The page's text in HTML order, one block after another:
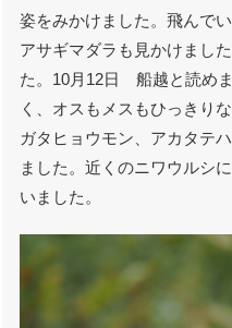
姿をみかけました。飛んで
アサギマダラも見かけまし
た。10月12日 船越と読め
く、オスもメスもひっきり
ガタヒョウモン、アカタテ
ました。近くのニワウルシ
いました。